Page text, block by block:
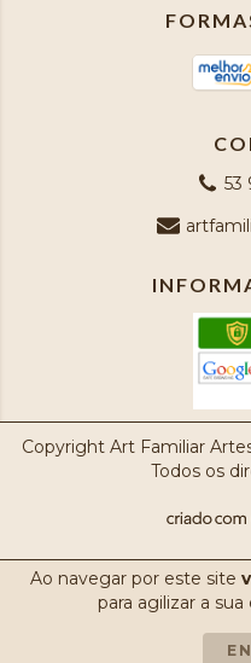
Ao navegar por este site
para agilizar a
53
Copyright Art Familiar
Todos os